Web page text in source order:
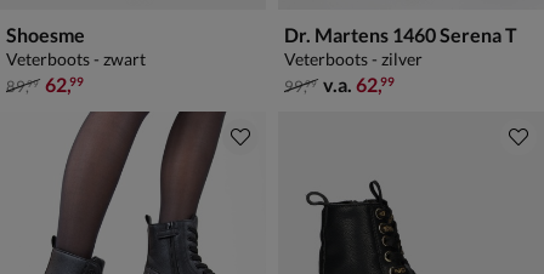
Shoesme
Veterboots - zwart
van € 89,99 voor € 62,99
89,99 62,99
Dr. Martens 1460 Serena T
Veterboots - zilver
van € 99,99 vanaf € 62,99
99,99 v.a. 62,99